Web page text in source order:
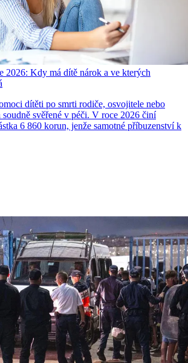
2026: Kdy má dítě nárok a ve kterých
dítěti po smrti rodiče, osvojitele nebo
soudně svěřené v péči. V roce 2026 činí
6 860 korun, jenže samotné příbuzenství k